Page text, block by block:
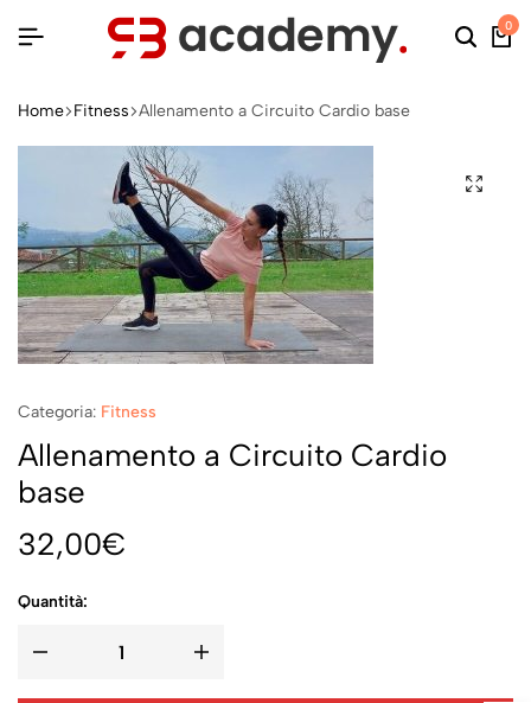
0
Home Fitness Allenamento a Circuito Cardio base
Categoria: Fitness
Allenamento a Circuito Cardio
base
32,00€
Quantità: